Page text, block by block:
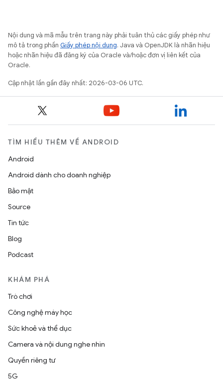
Nội dung và mã mẫu trên trang này phải tuân thủ các giấy phép như
mô tả trong phần Giấy phép nội dung. Java và OpenJDK là nhãn hiệu
hoặc nhãn hiệu đã đăng ký của Oracle và/hoặc đơn vị liên kết của
Oracle.
Cập nhật lần gần đây nhất: 2026-03-06 UTC.
TÌM HIỂU THÊM VỀ ANDROID
Android
Android dành cho doanh nghiệp
Bảo mật
Source
Tin tức
Blog
Podcast
KHÁM PHÁ
Trò chơi
Công nghệ máy học
Sức khoẻ và thể dục
Camera và nội dung nghe nhìn
Quyền riêng tư
5G